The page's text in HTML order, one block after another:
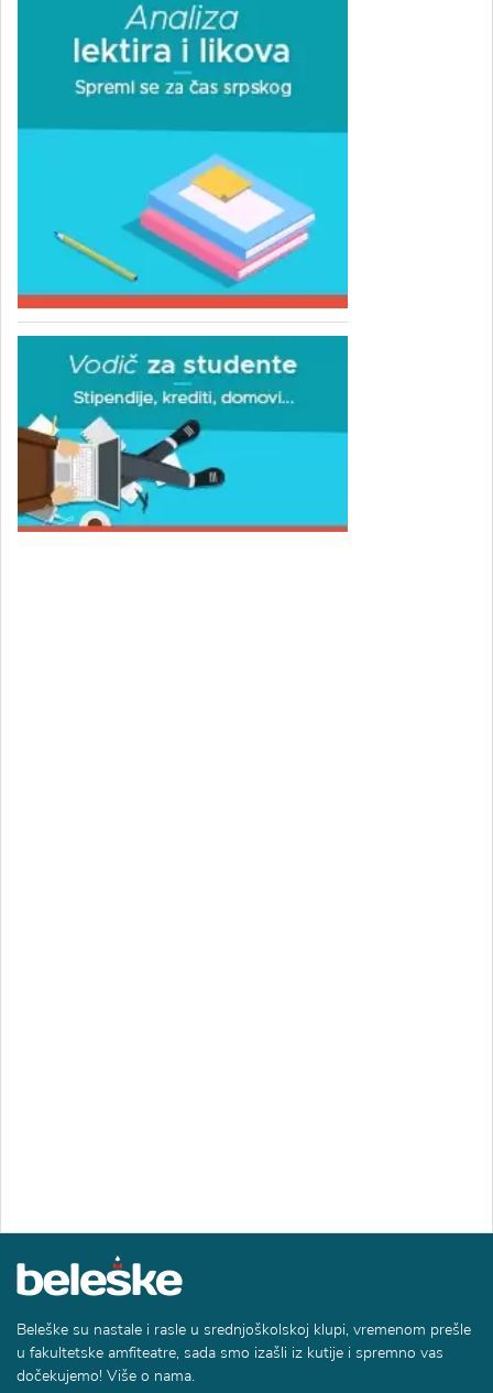
Beleške su nastale i rasle u srednjoškolskoj klupi, vremenom prešle
u fakultetske amfiteatre, sada smo izašli iz kutije i spremno vas
dočekujemo! Više o nama.